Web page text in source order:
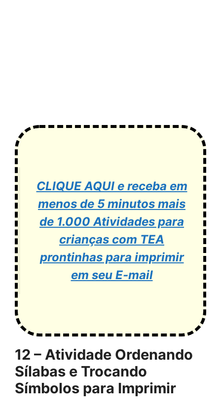
CLIQUE AQUI e receba em
menos de 5 minutos mais
de 1.000 Atividades para
crianças com TEA
prontinhas para imprimir
em seu E-mail
12 – Atividade Ordenando
Sílabas e Trocando
Símbolos para Imprimir